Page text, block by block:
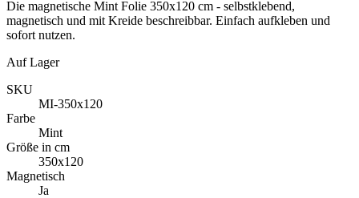
Die magnetische Mint Folie 350x120 cm - selbstklebend,
magnetisch und mit Kreide beschreibbar. Einfach aufkleben und
sofort nutzen.
Auf Lager
SKU
MI-350x120
Farbe
Mint
Größe in cm
350x120
Magnetisch
Ja